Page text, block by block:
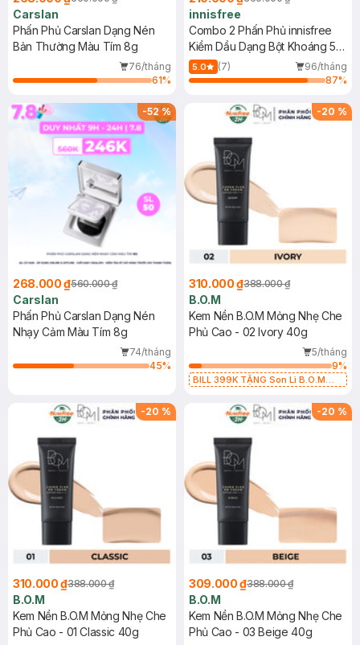
Carslan
Phấn Phủ Carslan Dạng Nén
Bản Thường Màu Tím 8g
76/tháng
61%
innisfree
Combo 2 Phấn Phủ innisfree
Kiềm Dầu Dạng Bột Khoáng 5g
(Mới)
5.0 (7)
96/tháng
87%
-52%
268.000 ₫560.000 ₫
Carslan
Phấn Phủ Carslan Dạng Nén
Nhạy Cảm Màu Tím 8g
74/tháng
45%
-20 %
310.000 ₫388.000 ₫
B.O.M
Kem Nền B.O.M Mỏng Nhẹ Che
Phủ Cao - 02 Ivory 40g
5/tháng
9%
BILL 399K TẶNG Son Lì B.O.M
(SL có hạn)
-20 %
310.000 ₫388.000 ₫
B.O.M
Kem Nền B.O.M Mỏng Nhẹ Che
Phủ Cao - 01 Classic 40g
-20 %
309.000 ₫388.000 ₫
B.O.M
Kem Nền B.O.M Mỏng Nhẹ Che
Phủ Cao - 03 Beige 40g